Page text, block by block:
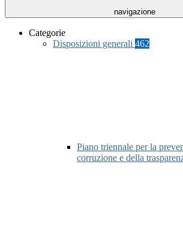
navigazione
Categorie
Disposizioni generali 462
Piano triennale per la
corruzione e della